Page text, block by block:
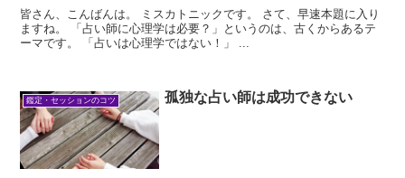
皆さん、こんばんは。 ミスカトニックです。 さて、早速本題に入り
ますね。 「占い師に心理学は必要？」というのは、古くからあるテ
ーマです。 「占いは心理学ではない！」 ...
鑑定・セッションのコツ 孤独な占い師は成功できない